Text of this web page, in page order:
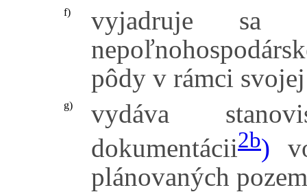
f)
vyjadruje sa
pôdy v rámci
g)
vydáva
dokumentácii2b)
plánovaných